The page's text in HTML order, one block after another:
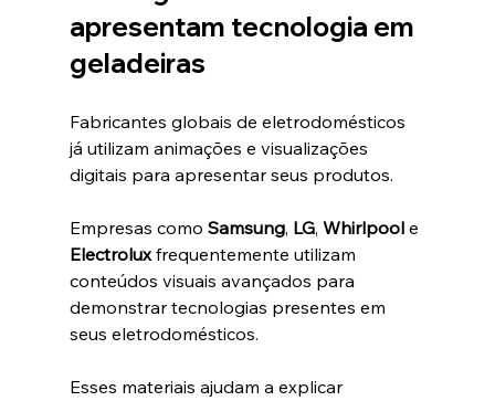
apresentam tecnologia em
geladeiras
Fabricantes globais de eletrodomésticos
já utilizam animações e visualizações
digitais para apresentar seus produtos.
Empresas como Samsung, LG, Whirlpool e
Electrolux frequentemente utilizam
conteúdos visuais avançados para
demonstrar tecnologias presentes em
seus eletrodomésticos.
Esses materiais ajudam a explicar